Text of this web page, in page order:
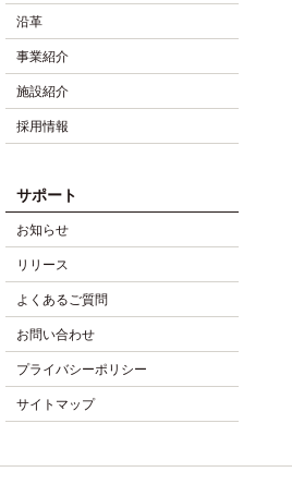
沿革
事業紹介
施設紹介
採用情報
サポート
お知らせ
リリース
よくあるご質問
お問い合わせ
プライバシーポリシー
サイトマップ